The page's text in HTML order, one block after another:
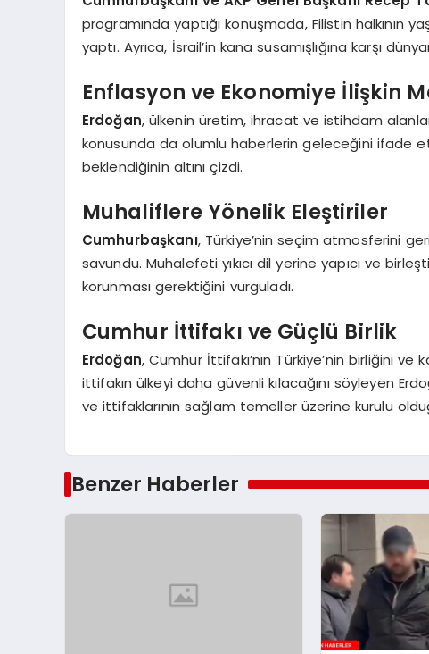
programında yaptığı konuşmada, Filistin halkının
yaptı. Ayrıca, İsrail’in kana susamışlığına karşı
Enflasyon ve Ekonomiye İlişkin
Erdoğan, ülkenin üretim, ihracat ve istihdam
konusunda da olumlu haberlerin geleceğini ifade
beklendiğinin altını çizdi.
Muhaliflere Yönelik Eleştiriler
Cumhurbaşkanı, Türkiye’nin seçim atmosferini
savundu. Muhalefeti yıkıcı dil yerine yapıcı ve
korunması gerektiğini vurguladı.
Cumhur İttifakı ve Güçlü Birlik
Erdoğan, Cumhur İttifakı’nın Türkiye’nin birliğini
ittifakın ülkeyi daha güvenli kılacağını söyleyen
ve ittifaklarının sağlam temeller üzerine kurulu
Benzer Haberler